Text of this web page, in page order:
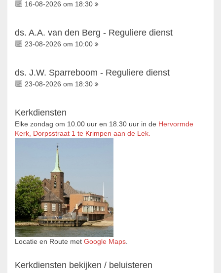
16-08-2026 om 18:30
ds. A.A. van den Berg - Reguliere dienst
23-08-2026 om 10:00
ds. J.W. Sparreboom - Reguliere dienst
23-08-2026 om 18:30
Kerkdiensten
Elke zondag om 10.00 uur en 18.30 uur in de Hervormde
Kerk, Dorpsstraat 1 te Krimpen aan de Lek.
Locatie en Route met Google Maps.
Kerkdiensten bekijken / beluisteren